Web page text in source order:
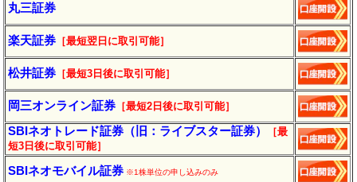
丸三証券
楽天証券 ［最短翌日に取引可能］
松井証券 ［最短3日後に取引可能］
岡三オンライン証券 ［最短2日後に取引可能］
SBIネオトレード証券（旧：ライブスター証券）
［最
短3日後に取引可能］
SBIネオモバイル証券 ※1株単位の申し込みのみ